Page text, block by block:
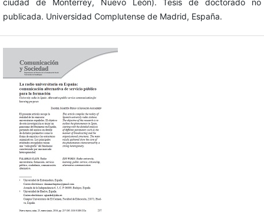
ciudad de Monterrey, Nuevo León). Tesis de doctorado no
publicada. Universidad Complutense de Madrid, España.